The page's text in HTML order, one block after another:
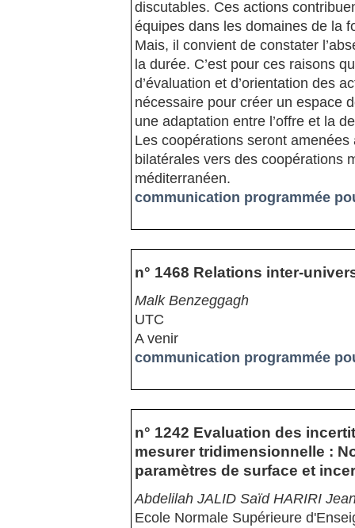
discutables. Ces actions
équipes dans les domaines de la
Mais, il convient de constater
la durée. C’est pour ces raisons
d’évaluation et d’orientation des
nécessaire pour créer un espace
une adaptation entre l’offre et la
Les coopérations seront
bilatérales vers des coopérations
méditerranéen.
communication programmée
n° 1468 Relations inter-
Malk Benzeggagh
UTC
A venir
communication programmée
n° 1242 Evaluation des
mesurer tridimensionnelle :
paramètres de surface et
Abdelilah JALID Saïd HARIRI
Ecole Normale Supérieure